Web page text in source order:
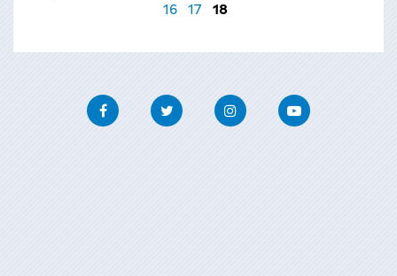
16
17 18
FacebookTwitter InstagramYoutube